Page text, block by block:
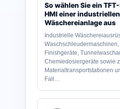
So wählen Sie ein
HMI einer industriellen
Wäschereianlage aus
Industrielle
Waschschleudermaschinen,
Finishgeräte,
Chemiedosiergeräte sowie
Materialtransportstationen
Fall…